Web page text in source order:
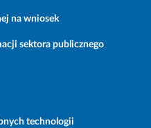
na wniosek
sektora publicznego
technologii